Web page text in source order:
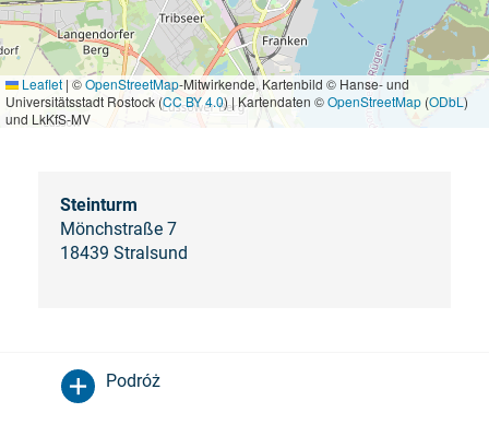
Leaflet | ©OpenStreetMap-Mitwirkende, Kartenbild © Hanse- und
Universitätsstadt Rostock (CC BY 4.0) | Kartendaten ©OpenStreetMap (ODbL)
und LkKfS-MV
Steinturm
Mönchstraße 7
18439 Stralsund
Podróż